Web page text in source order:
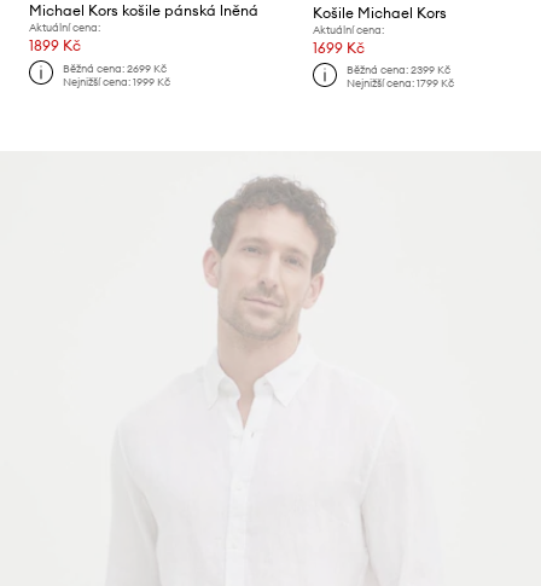
Michael Kors košile pánská lněná
Aktuální cena:
1899 Kč
Běžná cena:2699 Kč
Nejnižší cena:1999 Kč
Košile Michael Kors
Aktuální cena:
1699 Kč
Běžná cena: 2399 Kč
Nejnižší cena: 1799 Kč